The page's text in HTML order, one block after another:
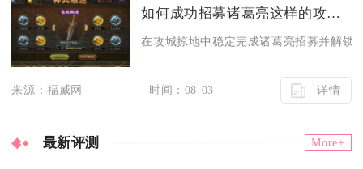
如何成功招募诸葛亮这样的攻城掠地战略家
在攻城掠地中稳定完成诸葛亮招募并解锁
来源：福威网 时间：08-03 详情
最新评测 More+